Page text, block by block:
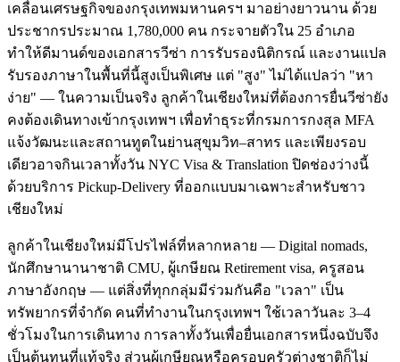
เคลื่อนเศรษฐกิจของกรุงเทพมหานครฯ มาอย่างยาวนาน ด้วย
ประชากรประมาณ 1,780,000 คน กระจายตัวใน 25 อำเภอ
ทำให้ดีมานด์ของเอกสารวีซ่า การรับรองนิติกรณ์ และงานแปล
รับรองภาษาในพื้นที่นี้สูงเป็นพิเศษ แต่ "สูง" ไม่ได้แปลว่า "หา
ง่าย" — ในความเป็นจริง ลูกค้าในเชียงใหม่ที่ต้องการยื่นวีซ่ายัง
คงต้องเดินทางเข้ากรุงเทพฯ เพื่อทำธุระที่กรมการกงสุล MFA
แจ้งวัฒนะและสถานทูตในย่านสุขุมวิท–สาทร และเพียงรอบ
เดียวอาจกินเวลาทั้งวัน NYC Visa & Translation ปิดช่องว่างนี้
ด้วยบริการ Pickup-Delivery ที่ออกแบบมาเฉพาะสำหรับชาว
เชียงใหม่
ลูกค้าในเชียงใหม่มีโปรไฟล์ที่หลากหลาย — Digital nomads,
นักศึกษานานาชาติ CMU, ผู้เกษียณ Retirement visa, ครูสอน
ภาษาอังกฤษ — แต่สิ่งที่ทุกกลุ่มมีร่วมกันคือ "เวลา" เป็น
ทรัพยากรที่จำกัด คนที่ทำงานในกรุงเทพฯ ใช้เวลาวันละ 3–4
ชั่วโมงในการเดินทาง การลาทั้งวันเพื่อยื่นเอกสารหนึ่งฉบับจึง
เป็นต้นทุนที่แท้จริง ส่วนผู้เกษียณหรือครอบครัวต่างชาติก็ไม่